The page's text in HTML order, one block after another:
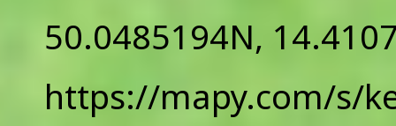
50.0485194N,
https://mapy.com/s/